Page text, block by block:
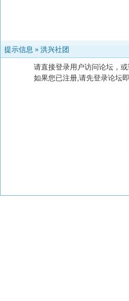
提示信息 » 洪兴社团
请直接登录用户访问论坛，
如果您已注册,请先登录论坛